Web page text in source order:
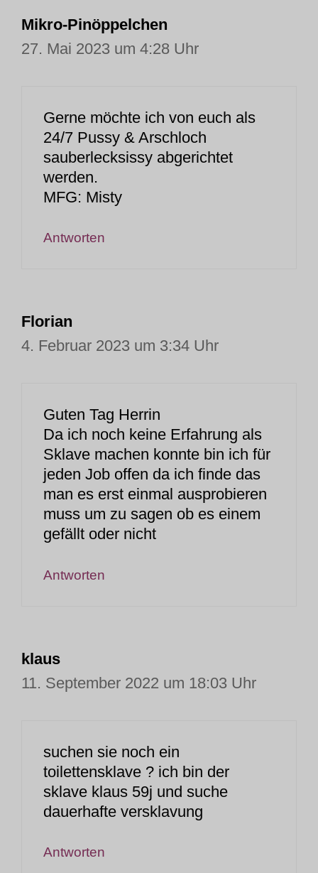
Mikro-Pinöppelchen
27. Mai 2023 um 4:28 Uhr
Gerne möchte ich von euch als
24/7 Pussy & Arschloch
sauberlecksissy abgerichtet
werden.
MFG: Misty
Antworten
Florian
4. Februar 2023 um 3:34 Uhr
Guten Tag Herrin
Da ich noch keine Erfahrung als
Sklave machen konnte bin ich für
jeden Job offen da ich finde das
man es erst einmal ausprobieren
muss um zu sagen ob es einem
gefällt oder nicht
Antworten
klaus
11. September 2022 um 18:03 Uhr
suchen sie noch ein
toilettensklave ? ich bin der
sklave klaus 59j und suche
dauerhafte versklavung
Antworten